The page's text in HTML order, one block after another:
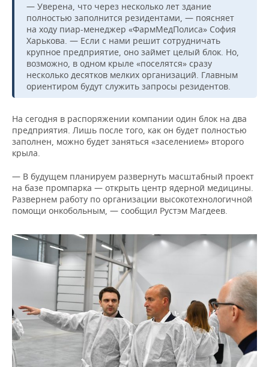
— Уверена, что через несколько лет здание
полностью заполнится резидентами, — поясняет
на ходу пиар-менеджер «ФармМедПолиса» София
Харькова. — Если с нами решит сотрудничать
крупное предприятие, оно займет целый блок. Но,
возможно, в одном крыле «поселятся» сразу
несколько десятков мелких организаций. Главным
ориентиром будут служить запросы резидентов.
На сегодня в распоряжении компании один блок на два
предприятия. Лишь после того, как он будет полностью
заполнен, можно будет заняться «заселением» второго
крыла.
— В будущем планируем развернуть масштабный проект
на базе промпарка — открыть центр ядерной медицины.
Развернем работу по организации высокотехнологичной
помощи онкобольным, — сообщил Рустэм Магдеев.